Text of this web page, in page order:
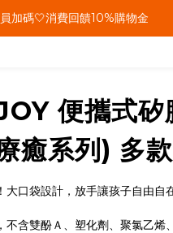
帳金額滿899🤍超取/郵寄免運費
加碼🤍消費回饋10%購物金
便攜式矽
癒系列) 多
大口袋設計，放手讓孩子自由自
不含雙酚Ａ、塑化劑、聚氯乙烯